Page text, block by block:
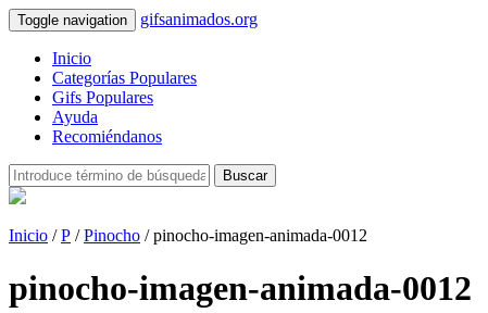
Toggle navigation gifsanimados.org
Inicio
Categorías Populares
Gifs Populares
Ayuda
Recomiéndanos
Buscar
Inicio /P /Pinocho / pinocho-imagen-animada-0012
pinocho-imagen-animada-0012